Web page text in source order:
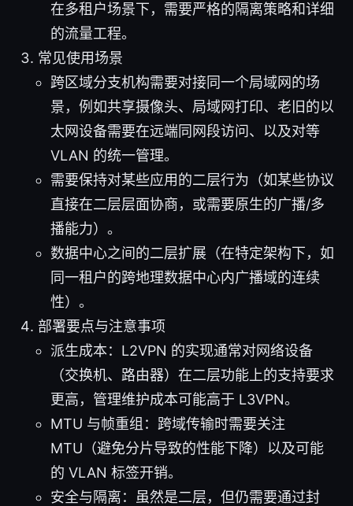
在多租户场景下，需要严格的隔离策略和详细
的流量工程。
常见使用场景
跨区域分支机构需要对接同一个局域网的场
景，例如共享摄像头、局域网打印、老旧的以
太网设备需要在远端同网段访问、以及对等
VLAN 的统一管理。
需要保持对某些应用的二层行为（如某些协议
直接在二层层面协商，或需要原生的广播/多
播能力）。
数据中心之间的二层扩展（在特定架构下，如
同一租户的跨地理数据中心内广播域的连续
性）。
部署要点与注意事项
派生成本：L2VPN 的实现通常对网络设备
（交换机、路由器）在二层功能上的支持要求
更高，管理维护成本可能高于 L3VPN。
MTU 与帧重组：跨域传输时需要关注
MTU（避免分片导致的性能下降）以及可能
的 VLAN 标签开销。
安全与隔离：虽然是二层，但仍需要通过封